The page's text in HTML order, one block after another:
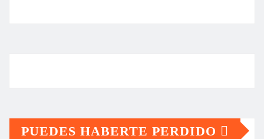
PUEDES HABERTE PERDIDO